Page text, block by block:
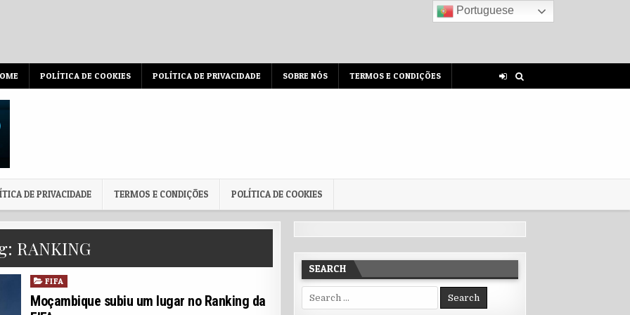
POLÍTICA DE COOKIES POLÍTICA DE PRIVACIDADE SOBRE NÓS TERMOS E CONDIÇÕES
DE PRIVACIDADE TERMOS E CONDIÇÕES POLÍTICA DE COOKIES
RANKING
Posted in
FIFA
Moçambique subiu um lugar no Ranking da
SEARCH
Search for:
Portuguese